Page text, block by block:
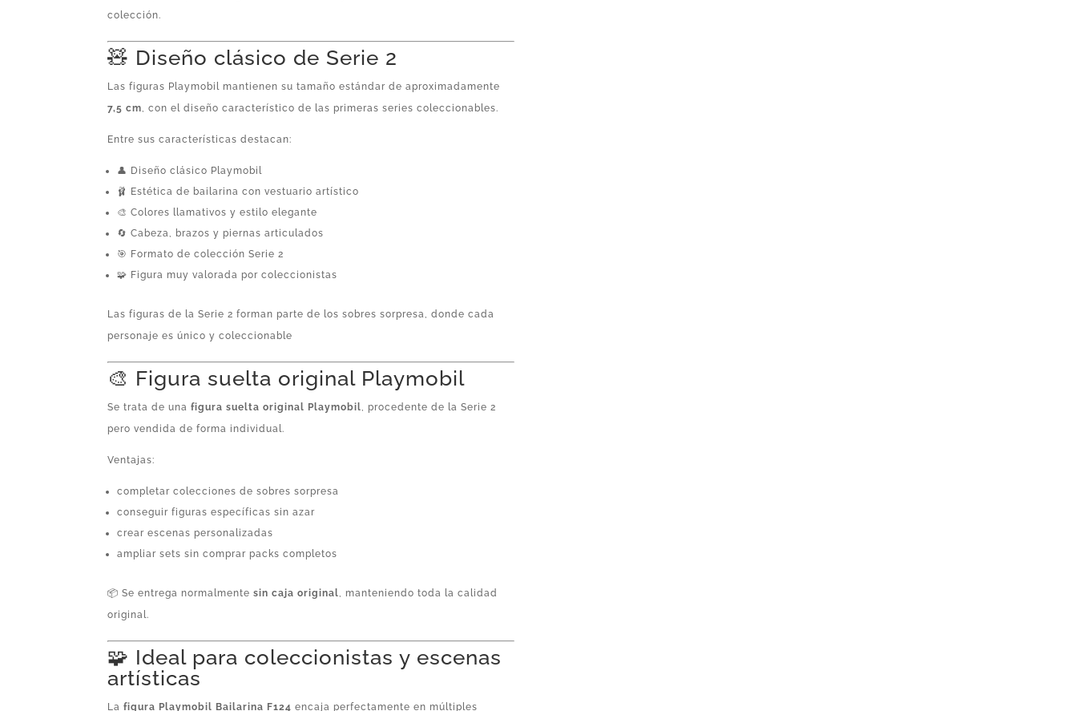
colección.
🧸 Diseño clásico de Serie 2
Las figuras Playmobil mantienen su tamaño estándar de aproximadamente
7,5 cm
, con el diseño característico de las primeras series coleccionables.
Entre sus características destacan:
👤 Diseño clásico Playmobil
🩰 Estética de bailarina con vestuario artístico
🎨 Colores llamativos y estilo elegante
🔄 Cabeza, brazos y piernas articulados
🎯 Formato de colección Serie 2
🧩 Figura muy valorada por coleccionistas
Las figuras de la Serie 2 forman parte de los sobres sorpresa, donde cada
personaje es único y coleccionable
🎨 Figura suelta original Playmobil
Se trata de unafigura suelta original Playmobil
, procedente de la Serie 2
pero vendida de forma individual.
Ventajas:
completar colecciones de sobres sorpresa
conseguir figuras específicas sin azar
crear escenas personalizadas
ampliar sets sin comprar packs completos
📦 Se entrega normalmentesin caja original
, manteniendo toda la calidad
original.
🧩 Ideal para coleccionistas y escenas
artísticas
Lafigura Playmobil Bailarina F124 encaja perfectamente en múltiples